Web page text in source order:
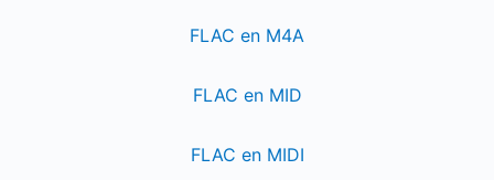
FLAC en M4A
FLAC en MID
FLAC en MIDI